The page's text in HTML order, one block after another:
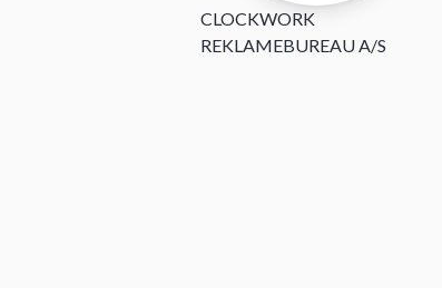
CLOCKWORK
REKLAMEBUREAU A/S